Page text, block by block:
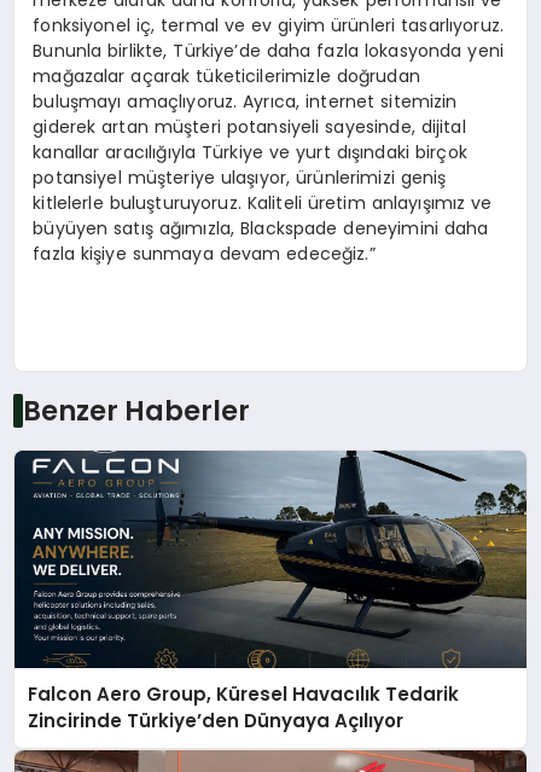
fonksiyonel iç, termal ve ev giyim ürünleri tasarlıyoruz.
Bununla birlikte, Türkiye’de daha fazla lokasyonda yeni
mağazalar açarak tüketicilerimizle doğrudan
buluşmayı amaçlıyoruz. Ayrıca, internet sitemizin
giderek artan müşteri potansiyeli sayesinde, dijital
kanallar aracılığıyla Türkiye ve yurt dışındaki birçok
potansiyel müşteriye ulaşıyor, ürünlerimizi geniş
kitlelerle buluşturuyoruz. Kaliteli üretim anlayışımız ve
büyüyen satış ağımızla, Blackspade deneyimini daha
fazla kişiye sunmaya devam edeceğiz.”
Benzer Haberler
Falcon Aero Group, Küresel Havacılık Tedarik
Zincirinde Türkiye’den Dünyaya Açılıyor